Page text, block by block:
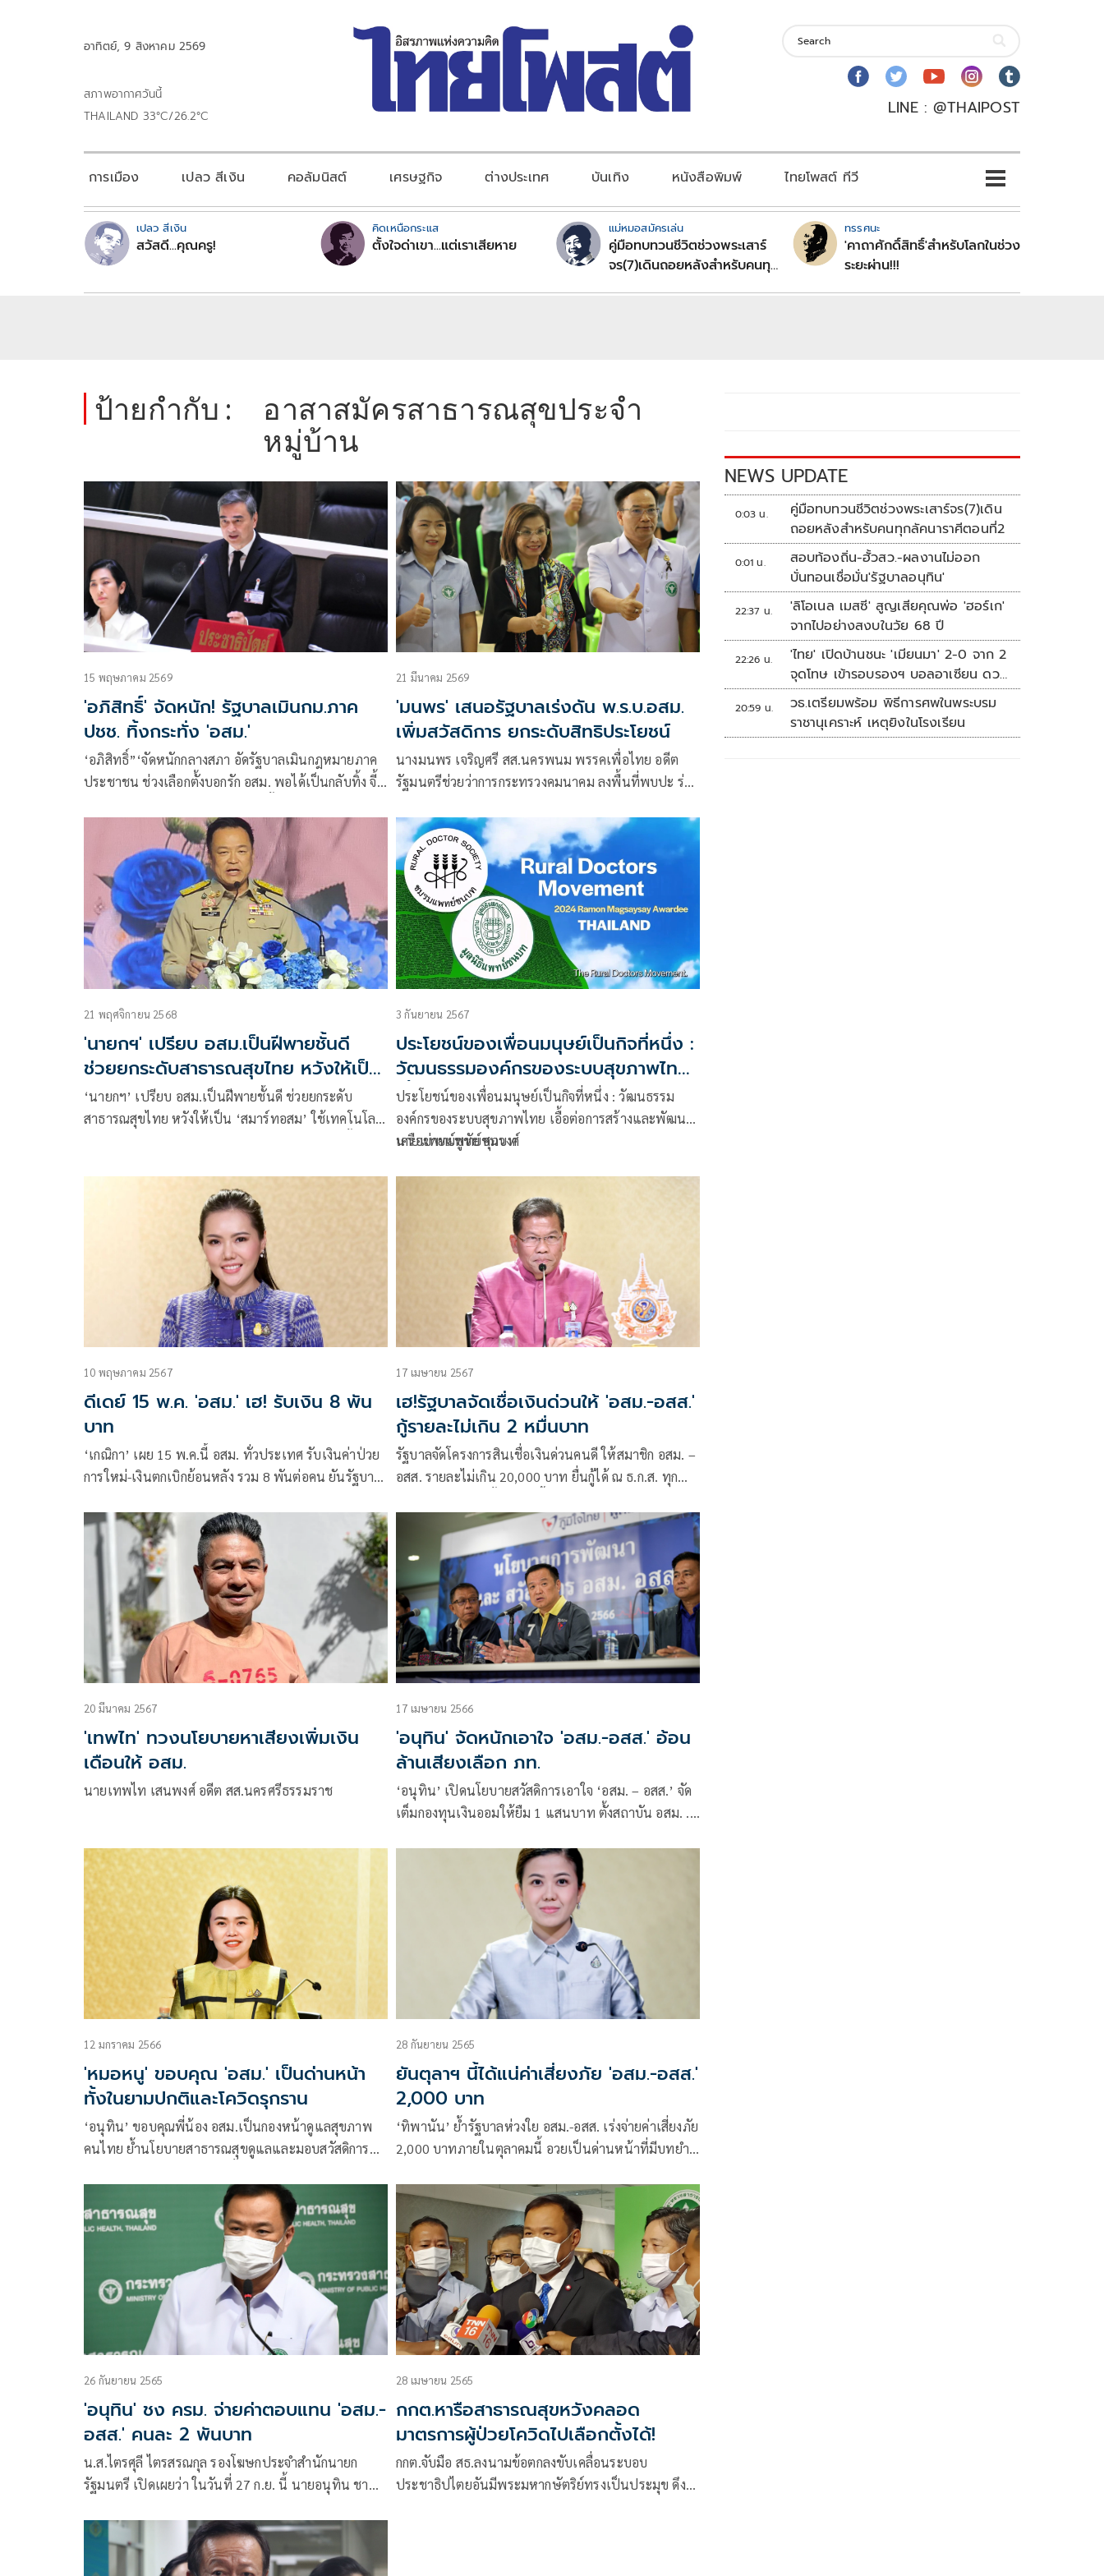
อาทิตย์, 9 สิงหาคม 2569
สภาพอากาศวันนี้
THAILAND 33°C/26.2°C
LINE : @THAIPOST
การเมือง เปลว สีเงิน คอลัมนิสต์ เศรษฐกิจ ต่างประเทศ บันเทิง หนังสือพิมพ์ ไทยโพสต์ ทีวี
เปลว สีเงิน
สวัสดี...คุณครู!
คิดเหนือกระแส
ตั้งใจด่าเขา...แต่เราเสียหาย
แม่หมอสมัครเล่น
คู่มือทบทวนชีวิตช่วงพระเสาร์
จร(7)เดินถอยหลังสำหรับคนทุก
ทรรศนะ
'คาถาศักดิ์สิทธิ์'สำหรับโลกในช่วง
ระยะผ่าน!!!
ป้ายกำกับ :
อาสาสมัครสาธารณสุขประจำ
หมู่บ้าน
15 พฤษภาคม 2569
'อภิสิทธิ์' จัดหนัก! รัฐบาลเมินกม.ภาค
ปชช. ทิ้งกระทั่ง 'อสม.'
‘อภิสิทธิ์”‘จัดหนักกลางสภา อัดรัฐบาลเมินกฎหมายภาค
ประชาชน ช่วงเลือกตั้งบอกรัก อสม. พอได้เป็นกลับทิ้ง จี้
ขัดแย้งประเด็นละเอียดอ่อนอีกครั้ง
21 มีนาคม 2569
'มนพร' เสนอรัฐบาลเร่งดัน พ.ร.บ.อสม.
เพิ่มสวัสดิการ ยกระดับสิทธิประโยชน์
นางมนพร เจริญศรี สส.นครพนม พรรคเพื่อไทย อดีต
รัฐมนตรีช่วยว่าการกระทรวงคมนาคม ลงพื้นที่พบปะ ร่วม
พื้นที่อำเภอต่างๆ พร้อมร่วมกล่าวชื่นชมให้กำลังใจ ใน
การทำหน้าที่ดูแลสุขภาพชุมชน
21 พฤศจิกายน 2568
'นายกฯ' เปรียบ อสม.เป็นฝีพายชั้นดี
ช่วยยกระดับสาธารณสุขไทย หวังให้เป็น
'สมาร์ทอสม.'
‘นายกฯ’ เปรียบ อสม.เป็นฝีพายชั้นดี ช่วยยกระดับ
สาธารณสุขไทย หวังให้เป็น ‘สมาร์ทอสม’ ใช้เทคโนโลยี
ทำงานร่วมกันนาน 4 ปี รู้พิษสงดีว่าไม่หมูถ้าใครทำให้
ชาวบ้านเจ็บป่วย
3 กันยายน 2567
ประโยชน์ของเพื่อนมนุษย์เป็นกิจที่หนึ่ง :
วัฒนธรรมองค์กรของระบบสุขภาพไทย
เอื้อต่อการสร้างและพัฒนาเครือข่าย
แพทย์ชนบท
ประโยชน์ของเพื่อนมนุษย์เป็นกิจที่หนึ่ง : วัฒนธรรม
องค์กรของระบบสุขภาพไทย เอื้อต่อการสร้างและพัฒนา
เครือข่ายแพทย์ชนบท
นายแพทย์ชูชัย ศุภวงศ์
10 พฤษภาคม 2567
ดีเดย์ 15 พ.ค. 'อสม.' เฮ! รับเงิน 8 พัน
บาท
‘เกณิกา’ เผย 15 พ.ค.นี้ อสม. ทั่วประเทศ รับเงินค่าป่วย
การใหม่-เงินตกเบิกย้อนหลัง รวม 8 พันต่อคน ยันรัฐบาล
17 เมษายน 2567
เฮ!รัฐบาลจัดเชื่อเงินด่วนให้ 'อสม.-อสส.'
กู้รายละไม่เกิน 2 หมื่นบาท
รัฐบาลจัดโครงการสินเชื่อเงินด่วนคนดี ให้สมาชิก อสม. –
อสส. รายละไม่เกิน 20,000 บาท ยื่นกู้ได้ ณ ธ.ก.ส. ทุก
20 มีนาคม 2567
'เทพไท' ทวงนโยบายหาเสียงเพิ่มเงิน
เดือนให้ อสม.
นายเทพไท เสนพงศ์ อดีต สส.นครศรีธรรมราช
17 เมษายน 2566
'อนุทิน' จัดหนักเอาใจ 'อสม.-อสส.' อ้อน
ล้านเสียงเลือก ภท.
‘อนุทิน’ เปิดนโยบายสวัสดิการเอาใจ ‘อสม. – อสส.’ จัด
เต็มกองทุนเงินออมให้ยืม 1 แสนบาท ตั้งสถาบัน อสม. .
12 มกราคม 2566
'หมอหนู' ขอบคุณ 'อสม.' เป็นด่านหน้า
ทั้งในยามปกติและโควิดรุกราน
‘อนุทิน’ ขอบคุณพี่น้อง อสม.เป็นกองหน้าดูแลสุขภาพ
คนไทย ย้ำนโยบายสาธารณสุขดูแลและมอบสวัสดิการ
28 กันยายน 2565
ยันตุลาฯ นี้ได้แน่ค่าเสี่ยงภัย 'อสม.-อสส.'
2,000 บาท
‘ทิพานัน’ ย้ำรัฐบาลห่วงใย อสม.-อสส. เร่งจ่ายค่าเสี่ยงภัย
2,000 บาทภายในตุลาคมนี้ อวยเป็นด่านหน้าที่มีบทยำ
26 กันยายน 2565
'อนุทิน' ชง ครม. จ่ายค่าตอบแทน 'อสม.-
อสส.' คนละ 2 พันบาท
น.ส.ไตรศุลี ไตรสรณกุล รองโฆษกประจำสำนักนายก
รัฐมนตรี เปิดเผยว่า ในวันที่ 27 ก.ย. นี้ นายอนุทิน ชาญ
ประชุมคณะรัฐมนตรี (ครม.)
28 เมษายน 2565
กกต.หารือสาธารณสุขหวังคลอด
มาตรการผู้ป่วยโควิดไปเลือกตั้งได้!
กกต.จับมือ สธ.ลงนามข้อตกลงขับเคลื่อนระบอบ
ประชาธิปไตยอันมีพระมหากษัตริย์ทรงเป็นประมุข ดึง
NEWS UPDATE
0:03 น.
คู่มือทบทวนชีวิตช่วงพระเสาร์จร(7)เดิน
ถอยหลังสำหรับคนทุกลัคนาราศีตอนที่2
0:01 น.
สอบท้องถิ่น-ฮั้วสว.-ผลงานไม่ออก
บั่นทอนเชื่อมั่น'รัฐบาลอนุทิน'
22:37 น.
'ลิโอเนล เมสซี' สูญเสียคุณพ่อ 'ฮอร์เก'
จากไปอย่างสงบในวัย 68 ปี
22:26 น.
'ไทย' เปิดบ้านชนะ 'เมียนมา' 2-0 จาก 2
จุดโทษ เข้ารอบรองฯ บอลอาเซียน ดวล
'สิงคโปร์'
20:59 น.
วธ.เตรียมพร้อม พิธีการศพในพระบรม
ราชานุเคราะห์ เหตุยิงในโรงเรียน